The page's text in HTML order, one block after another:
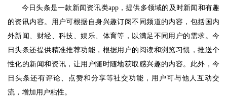
今日头条是一款新闻资讯类app，提供多领域的及时新闻和有趣
的资讯内容。用户可根据自身兴趣订阅不同频道的内容，包括国内
外新闻、财经、科技、娱乐、体育等，以满足不同用户的需求。今
日头条还提供精准推荐功能，根据用户的阅读和浏览习惯，推送个
性化的新闻和资讯，让用户随时随地获取感兴趣的内容。此外，今
日头条还有评论、点赞和分享等社交功能，用户可与他人互动交
流，增加用户粘性。